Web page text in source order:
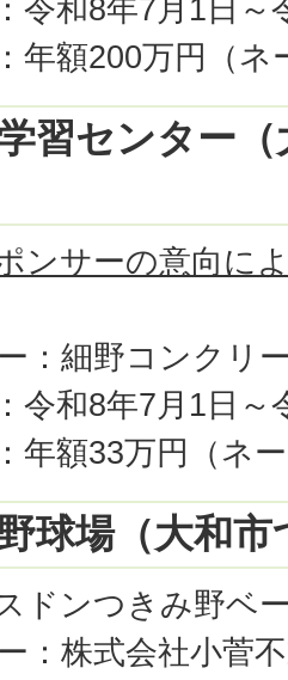
令和8年7月1日～
年額200万円（
習センター
ンサーの意向に
：細野コンクリ
令和8年7月1日～
年額33万円（ネ
球場（大和
ドンつきみ野ベ
：株式会社小菅